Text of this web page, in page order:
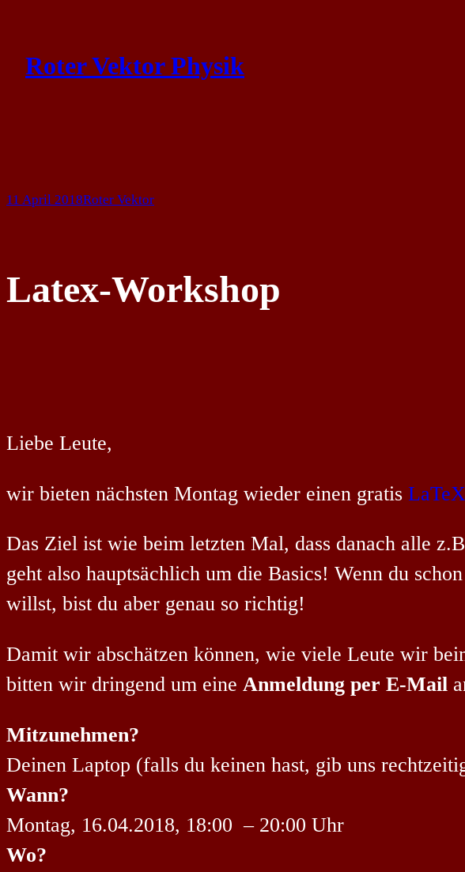
content
Roter Vektor Physik
11 April 2018Roter Vektor
Latex-Workshop
Liebe Leute,
wir bieten nächsten Montag wieder einen gratis LaTeX
Das Ziel ist wie beim letzten Mal, dass danach alle
geht also hauptsächlich um die Basics! Wenn du
willst, bist du aber genau so richtig!
Damit wir abschätzen können, wie viele Leute wir
bitten wir dringend um eine Anmeldung per E-Mail
Mitzunehmen?
Deinen Laptop (falls du keinen hast, gib uns
Wann?
Montag, 16.04.2018, 18:00 – 20:00 Uhr
Wo?